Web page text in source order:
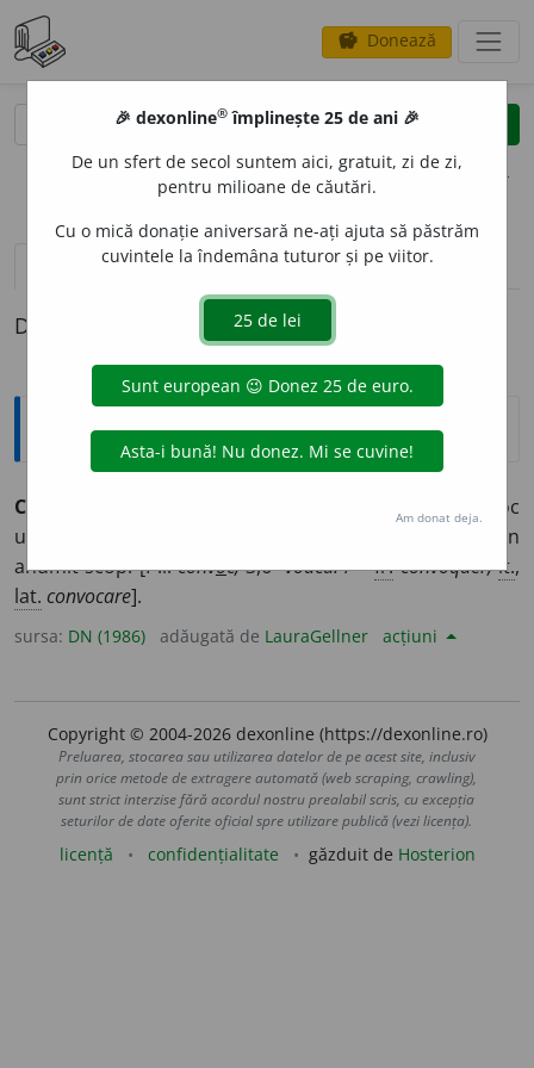
savings Donează
clear
opțiuni
definiții (1) pronunțievolume_up (18)
Definiția cu ID-ul 401873:
Explicative DEX
CONVOC
A chema, a aduna (oficial) într-un loc
un grup de persoane, un corp constituit etc. cu un
anumit scop. [P.i.convoc,3,6-voacă./ <fr. convoquer, it.,
lat. convocare].
sursa: DN (1986) adăugată de LauraGellner acțiuni
Copyright © 2004-2026 dexonline (https://dexonline.ro)
Preluarea, stocarea sau utilizarea datelor de pe acest site, inclusiv
prin orice metode de extragere automată (web scraping, crawling),
sunt strict interzise fără acordul nostru prealabil scris, cu excepția
seturilor de date oferite oficial spre utilizare publică (vezi licența).
licență confidențialitate găzduit de Hosterion
🎉 dexonline® împlinește 25 de ani 🎉
De un sfert de secol suntem aici, gratuit, zi de zi,
pentru milioane de căutări.
Cu o mică donație aniversară ne-ați ajuta să păstrăm
cuvintele la îndemâna tuturor și pe viitor.
Am donat deja.